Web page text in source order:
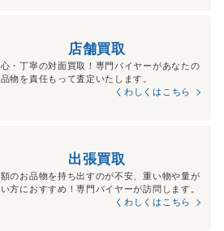
店舗買取
・丁寧の対面買取！専門バイヤーがあなたの
物を責任もって査定いたします。
くわしくはこちら
出張買取
のお品物を持ち出すのが不安、重い物や量が
方におすすめ！専門バイヤーが訪問します。
くわしくはこちら